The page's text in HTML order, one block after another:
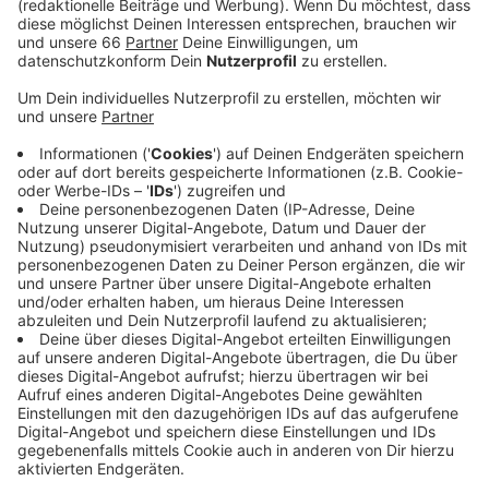
Möglichkeiten der Studienfinanzierung gibt es
oder auch: wie schreibe ich mich richtig ein. Diese
und andere Fragen beantwortet die Uni telefonisch
Veröffentlicht:Donnerstag, 23.06.2022 15:35
Anzeige
Der lange Abend der Studienberatung an der Heine-Uni
läuft von 16:00 bis 20:30 Uhr. Dabei werden auch Live-
Vorträge und Präsentationen auf digitalem Wege
angeboten. Vorgestellt werden die Studiengänge:
Wirtschaft, Psychologie, Rechtswissenschaft und
Medizin.
Anzeige